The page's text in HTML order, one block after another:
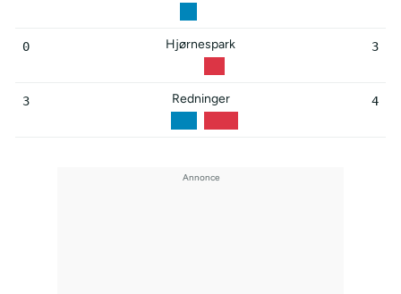
0 Hjørnespark 3
3 Redninger 4